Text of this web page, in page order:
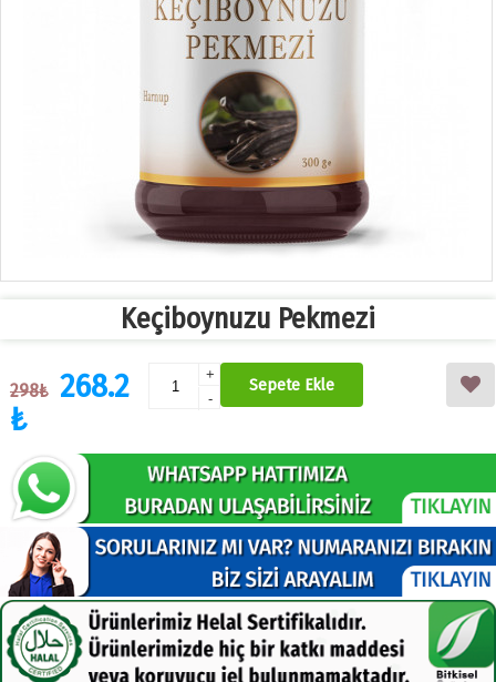
Keçiboynuzu Pekmezi
298₺ 268.2
₺
+
-
Sepete Ekle